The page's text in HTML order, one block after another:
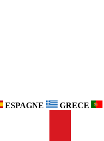
ESPAGNE GRECE